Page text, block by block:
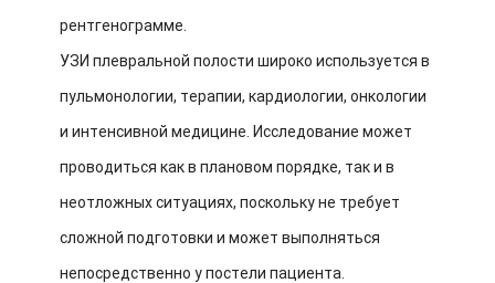
рентгенограмме.
УЗИ плевральной полости широко используется в
пульмонологии, терапии, кардиологии, онкологии
и интенсивной медицине. Исследование может
проводиться как в плановом порядке, так и в
неотложных ситуациях, поскольку не требует
сложной подготовки и может выполняться
непосредственно у постели пациента.